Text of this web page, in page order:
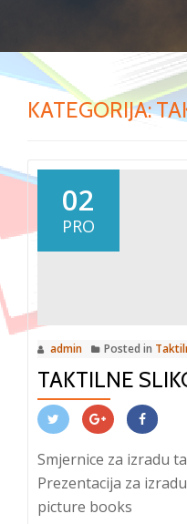
KATEGORIJA:
02
PRO
admin Posted in
TAKTILNE
Smjernice za izradu
Prezentacija za
picture books